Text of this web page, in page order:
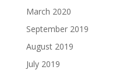
March 2020
September 2019
August 2019
July 2019